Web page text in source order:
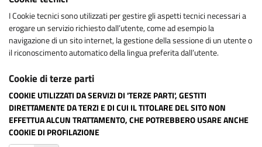
I Cookie tecnici sono utilizzati per gestire gli aspetti tecnici necessari a
erogare un servizio richiesto dall’utente, come ad esempio la
navigazione di un sito internet, la gestione della sessione di un utente o
il riconoscimento automatico della lingua preferita dall’utente.
Cookie di terze parti
COOKIE UTILIZZATI DA SERVIZI DI 'TERZE PARTI', GESTITI
DIRETTAMENTE DA TERZI E DI CUI IL TITOLARE DEL SITO NON
EFFETTUA ALCUN TRATTAMENTO, CHE POTREBBERO USARE ANCHE
COOKIE DI PROFILAZIONE